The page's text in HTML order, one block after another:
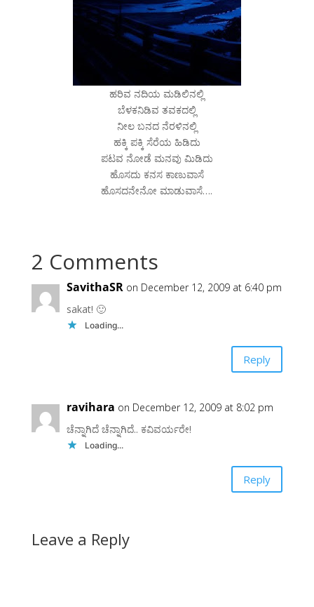
ಹರಿವ ನದಿಯ ಮಡಿಲಿನಲ್ಲಿ
ಬೆಳಕನಿಡಿವ ತವಕದಲ್ಲಿ
ನೀಲ ಬನದ ನೆರಳಿನಲ್ಲಿ
ಹಕ್ಕಿ ಪಕ್ಕಿ ಸೆರೆಯ ಹಿಡಿದು
ಪಟವ ನೋಡೆ ಮನವು ಮಿಡಿದು
ಹೊಸದು ಕನಸ ಕಾಣುವಾಸೆ
ಹೊಸದನೇನೋ ಮಾಡುವಾಸೆ….
2 Comments
SavithaSR on December 12, 2009 at 6:40 pm
sakat! 🙂
Loading...
Reply
ravihara on December 12, 2009 at 8:02 pm
ಚೆನ್ನಾಗಿದೆ ಚೆನ್ನಾಗಿದೆ.. ಕವಿವರ್ಯರೇ!
Loading...
Reply
Leave a Reply